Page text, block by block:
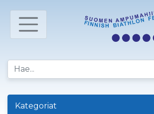
Kategoriat